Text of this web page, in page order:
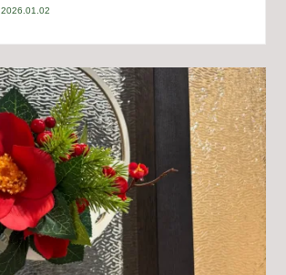
2026.01.02